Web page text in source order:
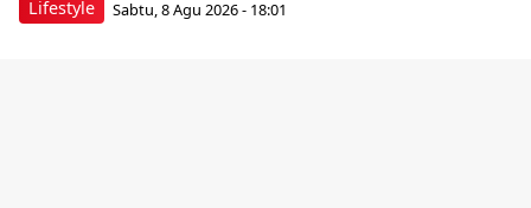
Lifestyle Sabtu, 8 Agu 2026 - 18:01